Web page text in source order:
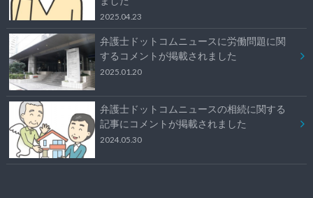
2025.04.23
弁護士ドットコムニュースに労働問題に関
するコメントが掲載されました
2025.01.20
弁護士ドットコムニュースの相続に関する
記事にコメントが掲載されました
2024.05.30